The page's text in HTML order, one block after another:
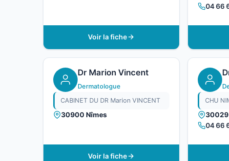
Voir la fiche
04 66
Dr Marion Vincent
Dermatologue
CABINET DU DR Marion VINCENT
30900 Nîmes
Voir la fiche
CHU
30029
04 66